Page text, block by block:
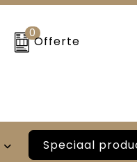
0
Offerte
Speciaal